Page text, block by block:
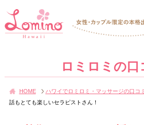
ロミロミの口
HOME ハワイでロミロミ・マッサージの口コ
話もとても楽しいセラピストさん！